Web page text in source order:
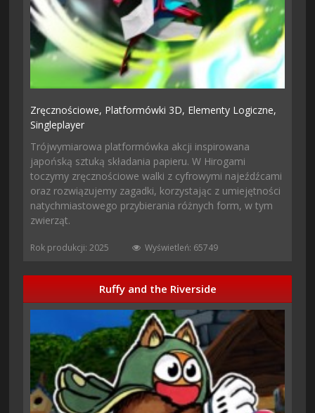
Zręcznościowe, Platformówki 3D, Elementy Logiczne,
Singleplayer
Trójwymiarowa platformówka akcji inspirowana
japońską sztuką składania papieru. W Hirogami
toczymy zręcznościowe walki z cyfrowymi najeźdźcami
oraz rozwiązujemy zagadki, korzystając z umiejętności
natychmiastowego przybierania różnych form, w tym
zwierząt.
Rok produkcji: 2025 Wyświetleń: 65749
Ruffy and the Riverside